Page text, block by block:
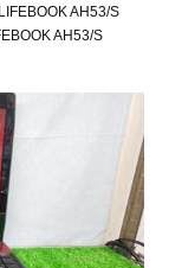
AH53/S
AH53/S